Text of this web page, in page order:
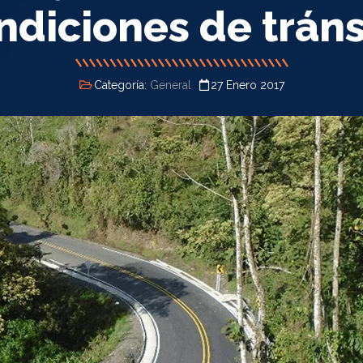
de
Categoría: General 27 Enero 2017